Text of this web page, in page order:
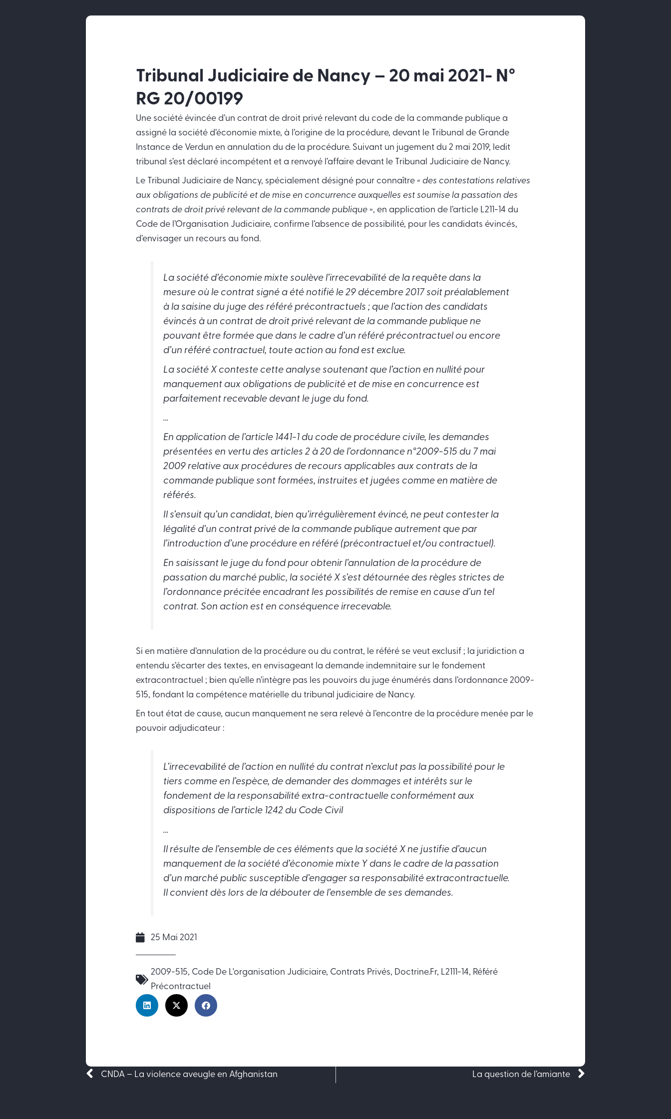
Tribunal Judiciaire de Nancy – 20 mai 2021- N°
RG 20/00199
Une société évincée d’un contrat de droit privé relevant du code de la commande publique a
assigné la société d’économie mixte, à l’origine de la procédure, devant le Tribunal de Grande
Instance de Verdun en annulation du de la procédure. Suivant un jugement du 2 mai 2019, ledit
tribunal s’est déclaré incompétent et a renvoyé l’affaire devant le Tribunal Judiciaire de Nancy.
Le Tribunal Judiciaire de Nancy, spécialement désigné pour connaître « des contestations relatives
aux obligations de publicité et de mise en concurrence auxquelles est soumise la passation des
contrats de droit privé relevant de la commande publique », en application de l’article L211-14 du
Code de l’Organisation Judiciaire, confirme l’absence de possibilité, pour les candidats évincés,
d’envisager un recours au fond.
La société d’économie mixte soulève l’irrecevabilité de la requête dans la
mesure où le contrat signé a été notifié le 29 décembre 2017 soit préalablement
à la saisine du juge des référé précontractuels ; que l’action des candidats
évincés à un contrat de droit privé relevant de la commande publique ne
pouvant être formée que dans le cadre d’un référé précontractuel ou encore
d’un référé contractuel, toute action au fond est exclue.
La société X conteste cette analyse soutenant que l’action en nullité pour
manquement aux obligations de publicité et de mise en concurrence est
parfaitement recevable devant le juge du fond.
…
En application de l’article 1441-1 du code de procédure civile, les demandes
présentées en vertu des articles 2 à 20 de l’ordonnance n°2009-515 du 7 mai
2009 relative aux procédures de recours applicables aux contrats de la
commande publique sont formées, instruites et jugées comme en matière de
référés.
Il s’ensuit qu’un candidat, bien qu’irrégulièrement évincé, ne peut contester la
légalité d’un contrat privé de la commande publique autrement que par
l’introduction d’une procédure en référé (précontractuel et/ou contractuel).
En saisissant le juge du fond pour obtenir l’annulation de la procédure de
passation du marché public, la société X s’est détournée des règles strictes de
l’ordonnance précitée encadrant les possibilités de remise en cause d’un tel
contrat. Son action est en conséquence irrecevable.
Si en matière d’annulation de la procédure ou du contrat, le référé se veut exclusif ; la juridiction a
entendu s’écarter des textes, en envisageant la demande indemnitaire sur le fondement
extracontractuel ; bien qu’elle n’intègre pas les pouvoirs du juge énumérés dans l’ordonnance 2009-
515, fondant la compétence matérielle du tribunal judiciaire de Nancy.
En tout état de cause, aucun manquement ne sera relevé à l’encontre de la procédure menée par le
pouvoir adjudicateur :
L’irrecevabilité de l’action en nullité du contrat n’exclut pas la possibilité pour le
tiers comme en l’espèce, de demander des dommages et intérêts sur le
fondement de la responsabilité extra-contractuelle conformément aux
dispositions de l’article 1242 du Code Civil
…
Il résulte de l’ensemble de ces éléments que la société X ne justifie d’aucun
manquement de la société d’économie mixte Y dans le cadre de la passation
d’un marché public susceptible d’engager sa responsabilité extracontractuelle.
Il convient dès lors de la débouter de l’ensemble de ses demandes.
25 Mai 2021
2009-515, Code De L'organisation Judiciaire, Contrats Privés, Doctrine.fr, L2111-14, Référé
Précontractuel
Précédent
CNDA – La violence aveugle en Afghanistan La question de l’amiante